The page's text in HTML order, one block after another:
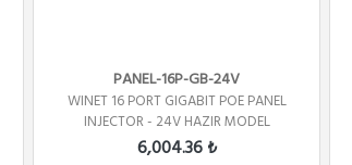
PANEL-16P-GB-24V
WINET 16 PORT GIGABIT POE PANEL
INJECTOR - 24V HAZIR MODEL
6,004.36 ₺